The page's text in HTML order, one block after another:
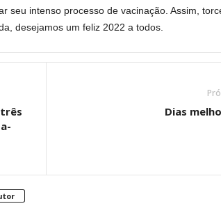
seu intenso processo de vacinação. Assim,
desejamos um feliz 2022 a todos.
Dias